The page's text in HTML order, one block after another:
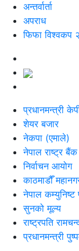
अन्तर्वार्ता
अपराध
फिफा विश्वकप
प्रधानमन्त्री
शेयर बजार
नेकपा (एमाले)
नेपाल राष्ट्र बैंक
निर्वाचन आयोग
काठमाडौँ
नेपाल कम्युनिष्ट
सुनको मूल्य
राष्ट्रपति
प्रधानमन्त्री